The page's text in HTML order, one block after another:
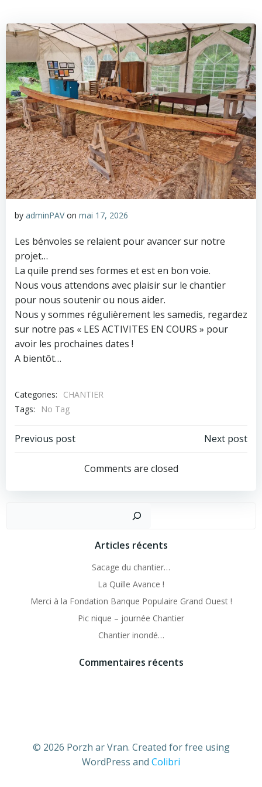
au
contenu
by adminPAV on mai 17, 2026
Les bénvoles se relaient pour avancer sur notre
projet…
La quile prend ses formes et est en bon voie.
Nous vous attendons avec plaisir sur le chantier
pour nous soutenir ou nous aider.
Nous y sommes régulièrement les samedis, regardez
sur notre pas « LES ACTIVITES EN COURS » pour
avoir les prochaines dates !
A bientôt…
Categories:
CHANTIER
Tags:
No Tag
Post
navigation
Previous post
navigation
Next post
Comments are closed
Articles récents
Sacage du chantier…
La Quille Avance !
Merci à la Fondation Banque Populaire Grand Ouest !
Pic nique – journée Chantier
Chantier inondé…
Commentaires récents
© 2026 Porzh ar Vran. Created for free using
WordPress and Colibri